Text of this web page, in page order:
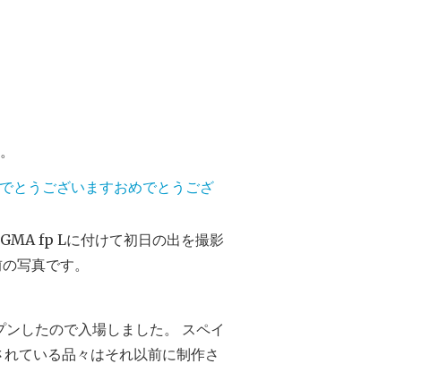
うございますおめでとうござ
fp Lに付けて初日の出を撮影
写真です。
したので入場しました。 スペイ
ている品々はそれ以前に制作さ